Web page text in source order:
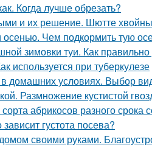
Когда лучше обрезать?
и их решение. Шютте
осенью. Чем подкормить тую
зимовки туи. Как правильно
используется при туберкулезе
домашних условиях. Выбор
Размножение кустистой
абрикосов разного срока
густота посева?
своими руками.